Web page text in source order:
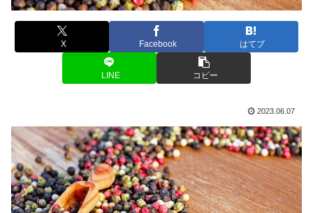
X Facebook はてブ
LINE コピー
2023.06.07